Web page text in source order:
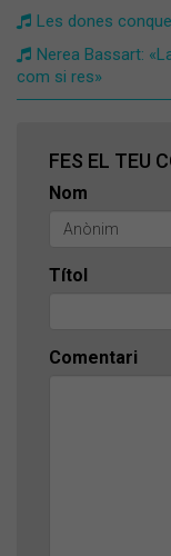
Les dones
Nerea Bassart:
com si res»
FES EL TEU
Nom
Títol
Comentari